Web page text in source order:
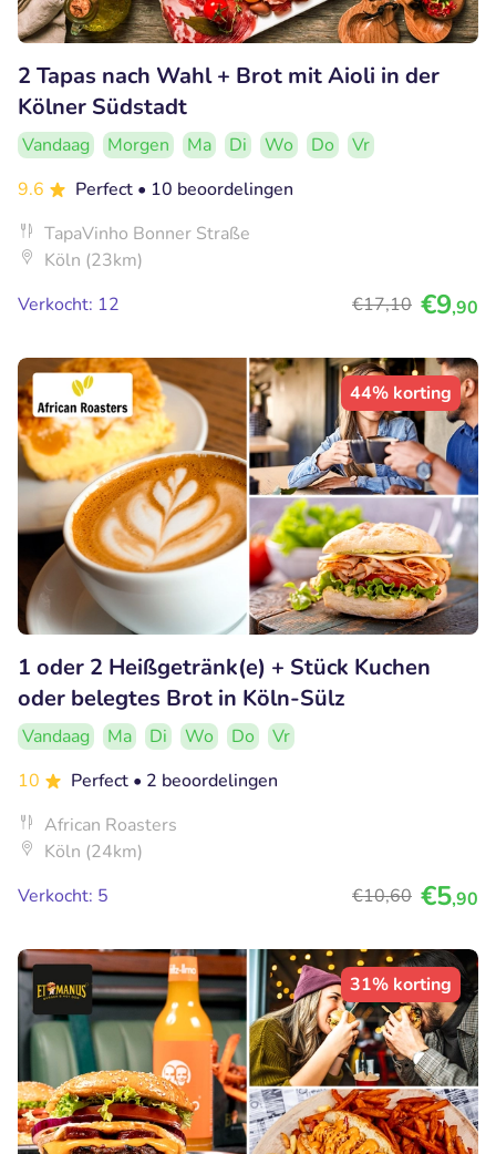
2 Tapas nach Wahl + Brot mit Aioli in der
Kölner Südstadt
Vandaag Morgen Ma Di Wo Do
Vr
9.6
Perfect • 10 beoordelingen
TapaVinho Bonner Straße
Köln (23km)
Verkocht: 12
€17,10 €9,90
44% korting
1 oder 2 Heißgetränk(e) + Stück Kuchen
oder belegtes Brot in Köln-Sülz
Vandaag Ma Di Wo Do
Vr
10
Perfect • 2 beoordelingen
African Roasters
Köln (24km)
Verkocht: 5
€10,60 €5,90
31% korting